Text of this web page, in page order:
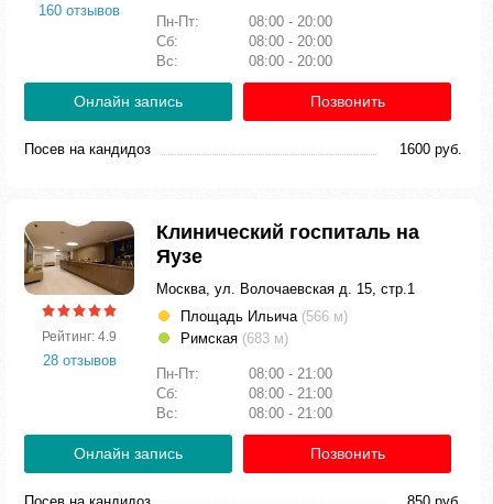
160 отзывов
Пн-Пт:
08:00 - 20:00
Сб:
08:00 - 20:00
Вс:
08:00 - 20:00
Онлайн запись Позвонить
Посев на кандидоз 1600 руб.
Рейтинг: 4.9
28 отзывов
Клинический госпиталь на
Яузе
Москва, ул. Волочаевская д. 15, стр.1
Площадь Ильича (566 м)
Римская (683 м)
Пн-Пт:
08:00 - 21:00
Сб:
08:00 - 21:00
Вс:
08:00 - 21:00
Онлайн запись Позвонить